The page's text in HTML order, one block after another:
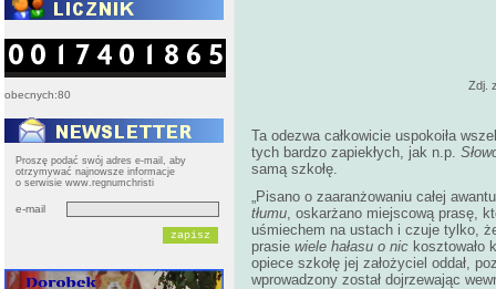
obecnych:80
Proszę podać swój adres e-mail, aby
otrzymywać najnowsze informacje
o serwisie www.regnumchristi
e-mail
Zdj.
Ta odezwa całkowicie uspokoiła
tych bardzo zapiekłych, jak n.p.
samą szkołę.
„Pisano o zaaranżowaniu całej
tłumu, oskarżano miejscową prasę,
uśmiechem na ustach i czuje tylko,
prasie wiele hałasu o nic kosztowało
opiece szkołę jej założyciel oddał,
wprowadzony został dojrzewając